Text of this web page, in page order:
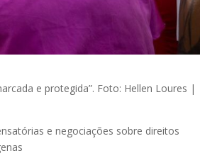
e protegida”. Foto: Hellen Loures |
e negociações sobre direitos